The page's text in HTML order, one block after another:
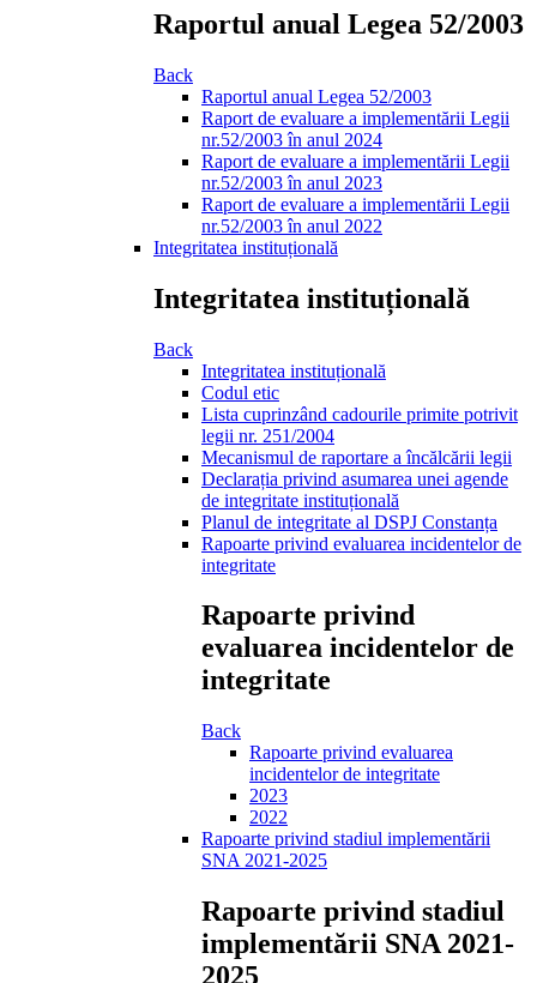
Raportul anual Legea 52/2003
Back
Raportul anual Legea 52/2003
Raport de evaluare a implementării Legii
nr.52/2003 în anul 2024
Raport de evaluare a implementării Legii
nr.52/2003 în anul 2023
Raport de evaluare a implementării Legii
nr.52/2003 în anul 2022
Integritatea instituțională
Integritatea instituțională
Back
Integritatea instituțională
Codul etic
Lista cuprinzând cadourile primite potrivit
legii nr. 251/2004
Mecanismul de raportare a încălcării legii
Declarația privind asumarea unei agende
de integritate instituțională
Planul de integritate al DSPJ Constanța
Rapoarte privind evaluarea incidentelor de
integritate
Rapoarte privind
evaluarea incidentelor de
integritate
Back
Rapoarte privind evaluarea
incidentelor de integritate
2023
2022
Rapoarte privind stadiul implementării
SNA 2021-2025
Rapoarte privind stadiul
implementării SNA 2021-
2025